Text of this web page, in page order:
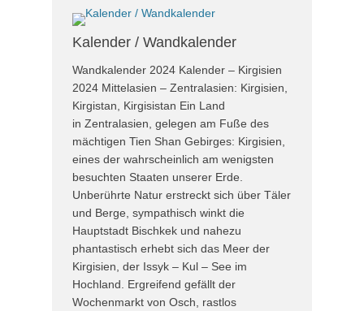
Kalender / Wandkalender
Wandkalender 2024 Kalender – Kirgisien
2024 Mittelasien – Zentralasien: Kirgisien,
Kirgistan, Kirgisistan Ein Land
in Zentralasien, gelegen am Fuße des
mächtigen Tien Shan Gebirges: Kirgisien,
eines der wahrscheinlich am wenigsten
besuchten Staaten unserer Erde.
Unberührte Natur erstreckt sich über Täler
und Berge, sympathisch winkt die
Hauptstadt Bischkek und nahezu
phantastisch erhebt sich das Meer der
Kirgisien, der Issyk – Kul – See im
Hochland. Ergreifend gefällt der
Wochenmarkt von Osch, rastlos